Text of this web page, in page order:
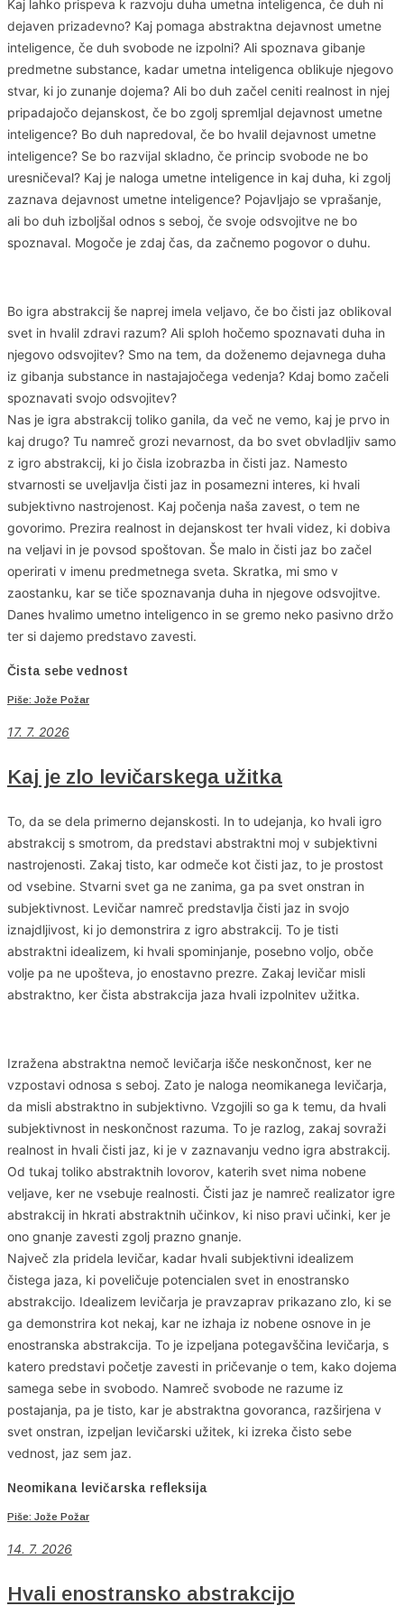
Kaj lahko prispeva k razvoju duha umetna inteligenca, če duh ni
dejaven prizadevno? Kaj pomaga abstraktna dejavnost umetne
inteligence, če duh svobode ne izpolni? Ali spoznava gibanje
predmetne substance, kadar umetna inteligenca oblikuje njegovo
stvar, ki jo zunanje dojema? Ali bo duh začel ceniti realnost in njej
pripadajočo dejanskost, če bo zgolj spremljal dejavnost umetne
inteligence? Bo duh napredoval, če bo hvalil dejavnost umetne
inteligence? Se bo razvijal skladno, če princip svobode ne bo
uresničeval? Kaj je naloga umetne inteligence in kaj duha, ki zgolj
zaznava dejavnost umetne inteligence? Pojavljajo se vprašanje,
ali bo duh izboljšal odnos s seboj, če svoje odsvojitve ne bo
spoznaval. Mogoče je zdaj čas, da začnemo pogovor o duhu.
Bo igra abstrakcij še naprej imela veljavo, če bo čisti jaz oblikoval
svet in hvalil zdravi razum? Ali sploh hočemo spoznavati duha in
njegovo odsvojitev? Smo na tem, da doženemo dejavnega duha
iz gibanja substance in nastajajočega vedenja? Kdaj bomo začeli
spoznavati svojo odsvojitev?
Nas je igra abstrakcij toliko ganila, da več ne vemo, kaj je prvo in
kaj drugo? Tu namreč grozi nevarnost, da bo svet obvladljiv samo
z igro abstrakcij, ki jo čisla izobrazba in čisti jaz. Namesto
stvarnosti se uveljavlja čisti jaz in posamezni interes, ki hvali
subjektivno nastrojenost. Kaj počenja naša zavest, o tem ne
govorimo. Prezira realnost in dejanskost ter hvali videz, ki dobiva
na veljavi in je povsod spoštovan. Še malo in čisti jaz bo začel
operirati v imenu predmetnega sveta. Skratka, mi smo v
zaostanku, kar se tiče spoznavanja duha in njegove odsvojitve.
Danes hvalimo umetno inteligenco in se gremo neko pasivno držo
ter si dajemo predstavo zavesti.
Čista sebe vednost
Piše: Jože Požar
17. 7. 2026
Kaj je zlo levičarskega užitka
To, da se dela primerno dejanskosti. In to udejanja, ko hvali igro
abstrakcij s smotrom, da predstavi abstraktni moj v subjektivni
nastrojenosti. Zakaj tisto, kar odmeče kot čisti jaz, to je prostost
od vsebine. Stvarni svet ga ne zanima, ga pa svet onstran in
subjektivnost. Levičar namreč predstavlja čisti jaz in svojo
iznajdljivost, ki jo demonstrira z igro abstrakcij. To je tisti
abstraktni idealizem, ki hvali spominjanje, posebno voljo, obče
volje pa ne upošteva, jo enostavno prezre. Zakaj levičar misli
abstraktno, ker čista abstrakcija jaza hvali izpolnitev užitka.
Izražena abstraktna nemoč levičarja išče neskončnost, ker ne
vzpostavi odnosa s seboj. Zato je naloga neomikanega levičarja,
da misli abstraktno in subjektivno. Vzgojili so ga k temu, da hvali
subjektivnost in neskončnost razuma. To je razlog, zakaj sovraži
realnost in hvali čisti jaz, ki je v zaznavanju vedno igra abstrakcij.
Od tukaj toliko abstraktnih lovorov, katerih svet nima nobene
veljave, ker ne vsebuje realnosti. Čisti jaz je namreč realizator igre
abstrakcij in hkrati abstraktnih učinkov, ki niso pravi učinki, ker je
ono gnanje zavesti zgolj prazno gnanje.
Največ zla pridela levičar, kadar hvali subjektivni idealizem
čistega jaza, ki poveličuje potencialen svet in enostransko
abstrakcijo. Idealizem levičarja je pravzaprav prikazano zlo, ki se
ga demonstrira kot nekaj, kar ne izhaja iz nobene osnove in je
enostranska abstrakcija. To je izpeljana potegavščina levičarja, s
katero predstavi početje zavesti in pričevanje o tem, kako dojema
samega sebe in svobodo. Namreč svobode ne razume iz
postajanja, pa je tisto, kar je abstraktna govoranca, razširjena v
svet onstran, izpeljan levičarski užitek, ki izreka čisto sebe
vednost, jaz sem jaz.
Neomikana levičarska refleksija
Piše: Jože Požar
14. 7. 2026
Hvali enostransko abstrakcijo